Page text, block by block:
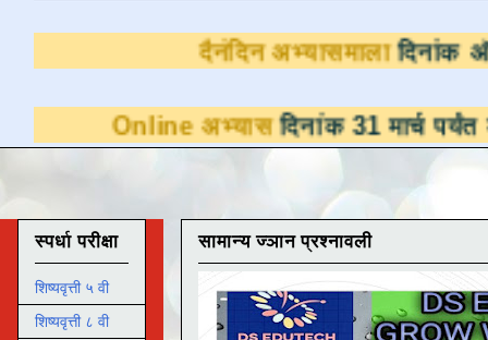
दैनंदिन
अभ्यासदिनांक 31 मार्च पर्यंत
सामान्य ज्ञान प्रश्नावली
स्पर्धा परीक्षा
शिष्यवृत्ती ५ वी
शिष्यवृत्ती ८ वी